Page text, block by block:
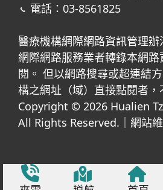
電話：03-8561825
醫療機構網際網路資訊管理
網際網路服務業者轉錄本網
閱。 但以網路搜尋或超連結
構之網址（域）直接點閱者，
Copyright © 2026 Hualien
All Rights Reserved.｜網站維